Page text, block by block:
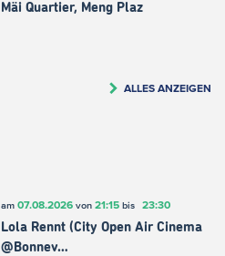
Mäi Quartier, Meng Plaz
ALLES ANZEIGEN
am 07.08.2026von 21:15bis 23:30
Lola Rennt (City Open Air Cinema
@Bonnev…